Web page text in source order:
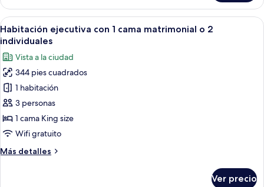
2
individuales
Deluxe
con
1
cama
o
2
individuales
Abrir
todas
las
fotos
de
Habitación
ejecutiva
con
1
matrimonial
Habitación de hotel con una cama
35
Habitación ejecutiva con 1 cama matrimonial o 2
individuales
Vista a la ciudad
344 pies cuadrados
1 habitación
3 personas
1 cama King size
Wifi gratuito
Más detalles
Más
Ver precio